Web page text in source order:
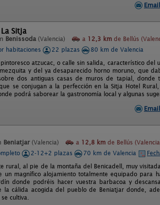
Email
Sitja
Benissoda (Valencia) a 12,3 km de Bellús
habitaciones
22 plazas
80 km de Valencia
atzucac, o calle sin salida, característico del
y del ya desaparecido horno moruno, que
dos antiguas casas de muros de tapial,
se conjugan a la perfección en la Sitja Hotel
podrá saborear la gastronomía local y algunas
Email
Beniatjar (Valencia) a 12,8 km de Bellús
2-12+2 plazas 70 km de Valencia
rural, al pie de la montaña del Benicadell, muy
un magnífico alojamiento totalmente equipado
donde podréis hacer vuestra barbacoa y
la cálida acogida del pueblo de Beniatjar donde,
cultiva.